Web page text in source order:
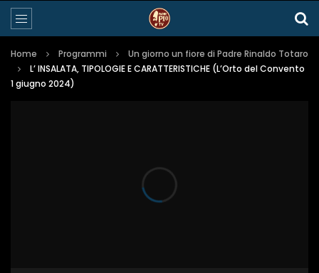
Home Programmi
Un giorno un fiore di Padre Rinaldo Totaro
L’ INSALATA, TIPOLOGIE E CARATTERISTICHE (L’Orto del Convento
1 giugno 2024)